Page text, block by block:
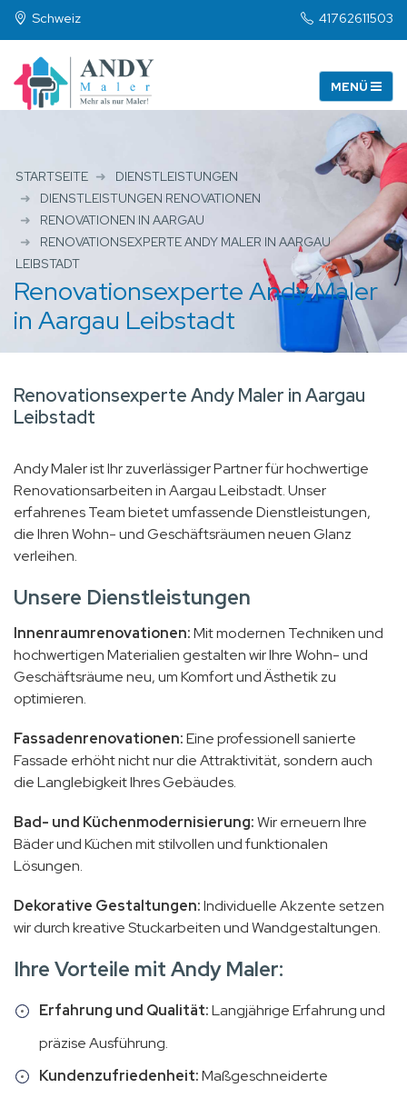
Schweiz 41762611503
STARTSEITE
DIENSTLEISTUNGEN
DIENSTLEISTUNGEN RENOVATIONEN
RENOVATIONEN IN AARGAU
RENOVATIONSEXPERTE ANDY MALER IN AARGAU
LEIBSTADT
Renovationsexperte Andy Maler
in Aargau Leibstadt
Renovationsexperte Andy Maler in Aargau
Leibstadt
Andy Maler ist Ihr zuverlässiger Partner für hochwertige
Renovationsarbeiten in Aargau Leibstadt. Unser
erfahrenes Team bietet umfassende Dienstleistungen,
die Ihren Wohn- und Geschäftsräumen neuen Glanz
verleihen.
Unsere Dienstleistungen
Innenraumrenovationen:Mit modernen Techniken und
hochwertigen Materialien gestalten wir Ihre Wohn- und
Geschäftsräume neu, um Komfort und Ästhetik zu
optimieren.
Fassadenrenovationen:Eine professionell sanierte
Fassade erhöht nicht nur die Attraktivität, sondern auch
die Langlebigkeit Ihres Gebäudes.
Bad- und Küchenmodernisierung:Wir erneuern Ihre
Bäder und Küchen mit stilvollen und funktionalen
Lösungen.
Dekorative Gestaltungen:Individuelle Akzente setzen
wir durch kreative Stuckarbeiten und Wandgestaltungen.
Ihre Vorteile mit Andy Maler:
Erfahrung und Qualität:Langjährige Erfahrung und
präzise Ausführung.
Kundenzufriedenheit:Maßgeschneiderte